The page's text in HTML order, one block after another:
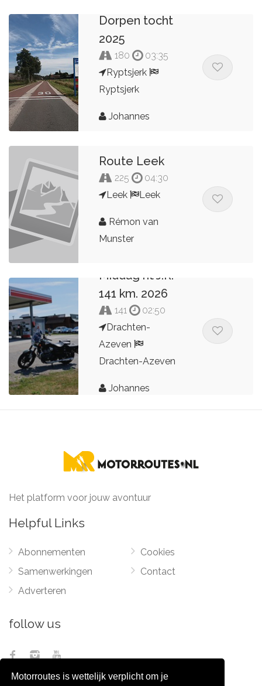
Motorroutes is wettelijk verplicht om je
Dorpen tocht
2025
180
03:35
Ryptsjerk
Ryptsjerk
Johannes
Route Leek
225
04:30
Leek
Leek
Rémon van
Munster
Middag rit J.R.
141 km. 2026
141
02:50
Drachten-
Azeven
Drachten-Azeven
Johannes
Het platform voor jouw avontuur
Helpful Links
Abonnementen
Samenwerkingen
Adverteren
Cookies
Contact
follow us